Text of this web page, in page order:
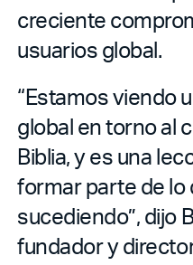
creciente
usuarios global.
“Estamos viendo
global en torno al
Biblia, y es una
formar parte de lo
sucediendo”, dijo
fundador y